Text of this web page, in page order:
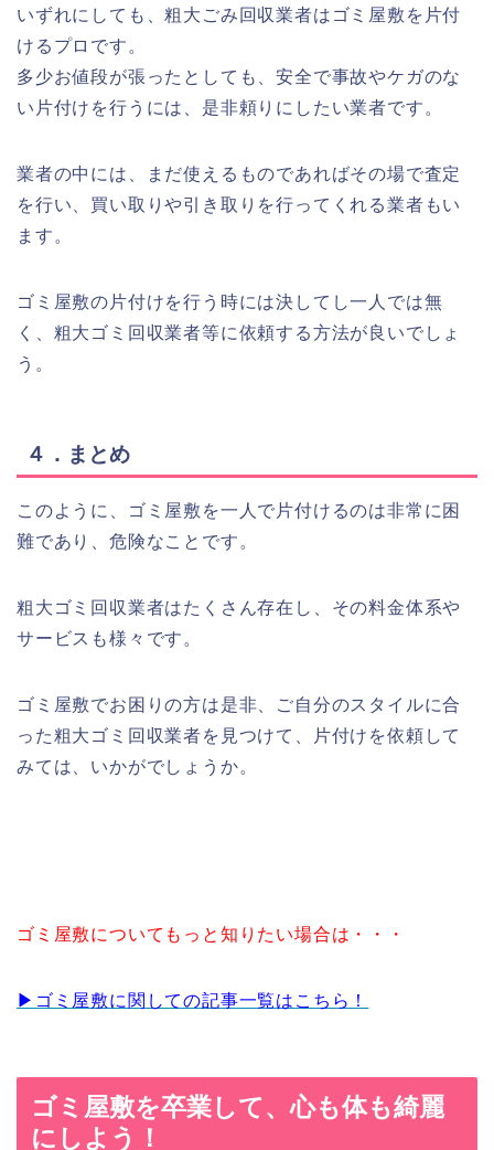
いずれにしても、粗大ごみ回収業者はゴミ屋敷を片付
けるプロです。
多少お値段が張ったとしても、安全で事故やケガのな
い片付けを行うには、是非頼りにしたい業者です。
業者の中には、まだ使えるものであればその場で査定
を行い、買い取りや引き取りを行ってくれる業者もい
ます。
ゴミ屋敷の片付けを行う時には決してし一人では無
く、粗大ゴミ回収業者等に依頼する方法が良いでしょ
う。
４．まとめ
このように、ゴミ屋敷を一人で片付けるのは非常に困
難であり、危険なことです。
粗大ゴミ回収業者はたくさん存在し、その料金体系や
サービスも様々です。
ゴミ屋敷でお困りの方は是非、ご自分のスタイルに合
った粗大ゴミ回収業者を見つけて、片付けを依頼して
みては、いかがでしょうか。
ゴミ屋敷についてもっと知りたい場合は・・・
▶︎ゴミ屋敷に関しての記事一覧はこちら！
ゴミ屋敷を卒業して、心も体も綺麗
にしよう！